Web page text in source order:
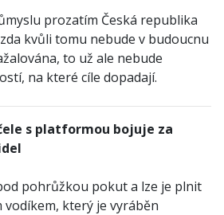
prozatím Česká republika
kvůli tomu nebude v budoucnu
to už ale nebude
na které cíle dopadají.
s platformou bojuje za
pohrůžkou pokut a lze je plnit
který je vyráběn